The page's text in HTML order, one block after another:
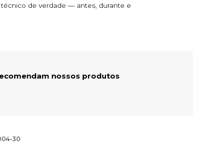
de verdade — antes, durante e
nossos produtos
30